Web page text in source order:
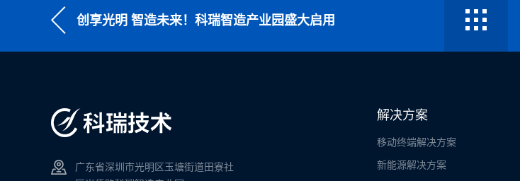
创享光明 智造未来！科瑞智造产业园盛大启用
广东省深圳市光明区玉塘街道田寮社
解决方案
移动终端解决方案
新能源解决方案